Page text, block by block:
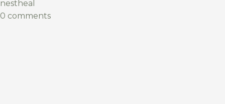
nestheal
0 comments